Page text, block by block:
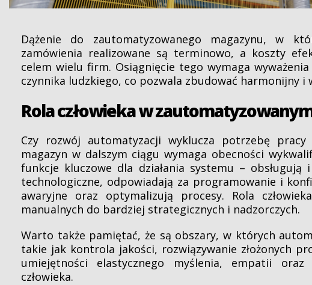
Dążenie do zautomatyzowanego magazynu, w
zamówienia realizowane są terminowo, a koszty
celem wielu firm. Osiągnięcie tego wymaga
czynnika ludzkiego, co pozwala zbudować harmonijny i
Rola człowieka w
Czy rozwój automatyzacji wyklucza potrzebę
magazyn w dalszym ciągu wymaga obecności
funkcje kluczowe dla działania systemu – obsługują
technologiczne, odpowiadają za programowanie i
awaryjne oraz optymalizują procesy. Rola
manualnych do bardziej strategicznych i nadzorczych.
Warto także pamiętać, że są obszary, w których
takie jak kontrola jakości, rozwiązywanie złożonych
umiejętności elastycznego myślenia, empatii
człowieka.